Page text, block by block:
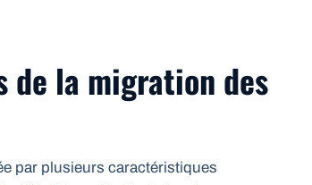
la migration des
par plusieurs caractéristiques